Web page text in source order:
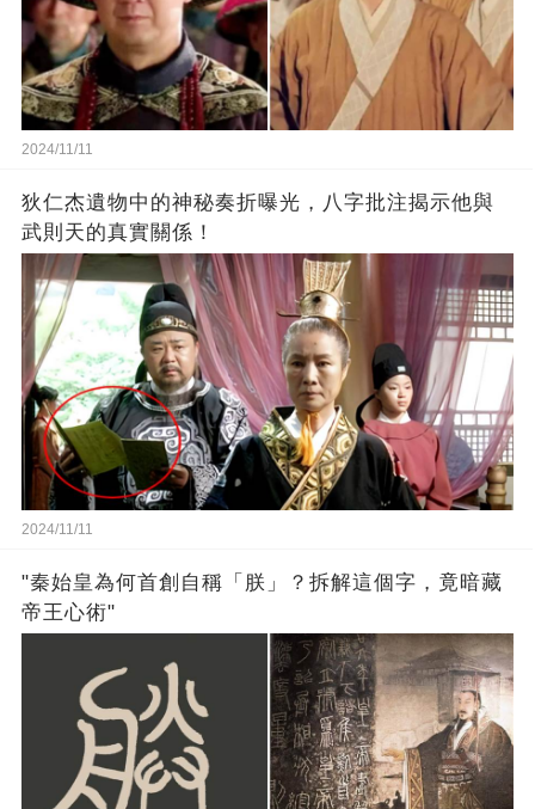
2024/11/11
狄仁杰遺物中的神秘奏折曝光，八字批注揭示他與
武則天的真實關係！
2024/11/11
"秦始皇為何首創自稱「朕」？拆解這個字，竟暗藏
帝王心術"